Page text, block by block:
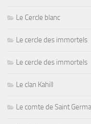
Le Cercle blanc
Le cercle des immortels
Le cercle des immortels
Le clan Kahill
Le comte de Saint